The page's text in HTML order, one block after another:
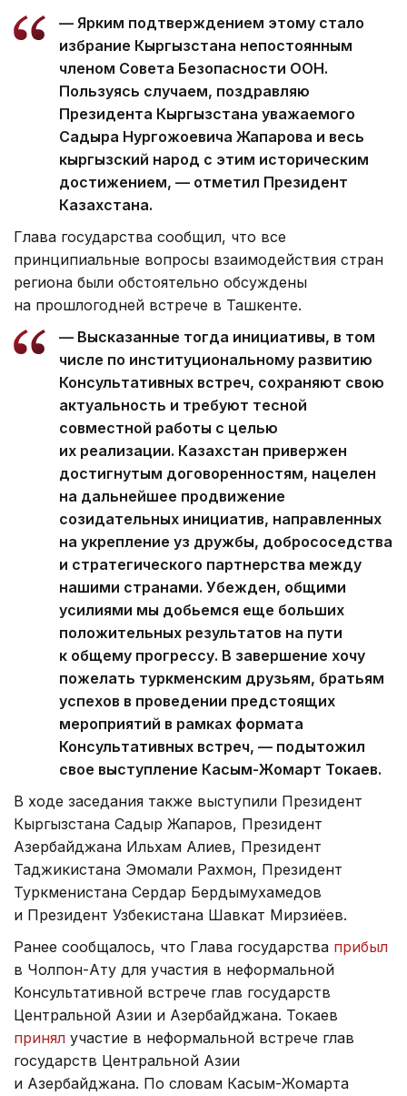
— Ярким подтверждением этому стало
избрание Кыргызстана непостоянным
членом Совета Безопасности ООН.
Пользуясь случаем, поздравляю
Президента Кыргызстана уважаемого
Садыра Нургожоевича Жапарова и весь
кыргызский народ с этим историческим
достижением, — отметил Президент
Казахстана.
Глава государства сообщил, что все
принципиальные вопросы взаимодействия стран
региона были обстоятельно обсуждены
на прошлогодней встрече в Ташкенте.
— Высказанные тогда инициативы, в том
числе по институциональному развитию
Консультативных встреч, сохраняют свою
актуальность и требуют тесной
совместной работы с целью
их реализации. Казахстан привержен
достигнутым договоренностям, нацелен
на дальнейшее продвижение
созидательных инициатив, направленных
на укрепление уз дружбы, добрососедства
и стратегического партнерства между
нашими странами. Убежден, общими
усилиями мы добьемся еще больших
положительных результатов на пути
к общему прогрессу. В завершение хочу
пожелать туркменским друзьям, братьям
успехов в проведении предстоящих
мероприятий в рамках формата
Консультативных встреч, — подытожил
свое выступление Касым-Жомарт Токаев.
В ходе заседания также выступили Президент
Кыргызстана Садыр Жапаров, Президент
Азербайджана Ильхам Алиев, Президент
Таджикистана Эмомали Рахмон, Президент
Туркменистана Сердар Бердымухамедов
и Президент Узбекистана Шавкат Мирзиёев.
Ранее сообщалось, что Глава государства прибыл
в Чолпон-Ату для участия в неформальной
Консультативной встрече глав государств
Центральной Азии и Азербайджана. Токаев
принял участие в неформальной встрече глав
государств Центральной Азии
и Азербайджана. По словам Касым-Жомарта